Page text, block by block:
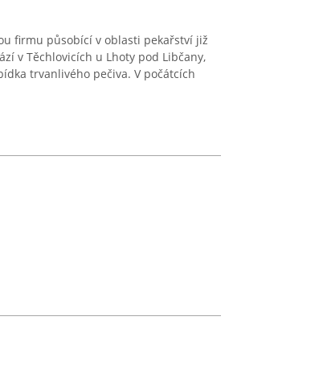
firmu působící v oblasti pekařství již
v Těchlovicích u Lhoty pod Libčany,
trvanlivého pečiva. V počátcích